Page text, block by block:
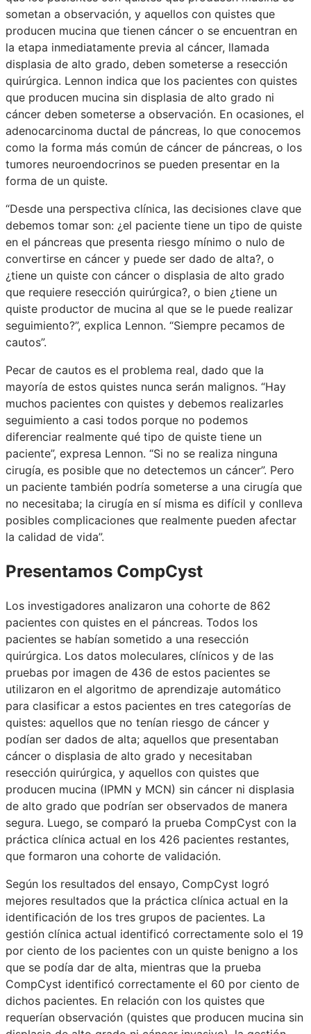
sometan a observación, y aquellos con quistes que
producen mucina que tienen cáncer o se encuentran en
la etapa inmediatamente previa al cáncer, llamada
displasia de alto grado, deben someterse a resección
quirúrgica. Lennon indica que los pacientes con quistes
que producen mucina sin displasia de alto grado ni
cáncer deben someterse a observación. En ocasiones, el
adenocarcinoma ductal de páncreas, lo que conocemos
como la forma más común de cáncer de páncreas, o los
tumores neuroendocrinos se pueden presentar en la
forma de un quiste.
“Desde una perspectiva clínica, las decisiones clave que
debemos tomar son: ¿el paciente tiene un tipo de quiste
en el páncreas que presenta riesgo mínimo o nulo de
convertirse en cáncer y puede ser dado de alta?, o
¿tiene un quiste con cáncer o displasia de alto grado
que requiere resección quirúrgica?, o bien ¿tiene un
quiste productor de mucina al que se le puede realizar
seguimiento?”, explica Lennon. “Siempre pecamos de
cautos”.
Pecar de cautos es el problema real, dado que la
mayoría de estos quistes nunca serán malignos. “Hay
muchos pacientes con quistes y debemos realizarles
seguimiento a casi todos porque no podemos
diferenciar realmente qué tipo de quiste tiene un
paciente”, expresa Lennon. “Si no se realiza ninguna
cirugía, es posible que no detectemos un cáncer”. Pero
un paciente también podría someterse a una cirugía que
no necesitaba; la cirugía en sí misma es difícil y conlleva
posibles complicaciones que realmente pueden afectar
la calidad de vida”.
Presentamos CompCyst
Los investigadores analizaron una cohorte de 862
pacientes con quistes en el páncreas. Todos los
pacientes se habían sometido a una resección
quirúrgica. Los datos moleculares, clínicos y de las
pruebas por imagen de 436 de estos pacientes se
utilizaron en el algoritmo de aprendizaje automático
para clasificar a estos pacientes en tres categorías de
quistes: aquellos que no tenían riesgo de cáncer y
podían ser dados de alta; aquellos que presentaban
cáncer o displasia de alto grado y necesitaban
resección quirúrgica, y aquellos con quistes que
producen mucina (IPMN y MCN) sin cáncer ni displasia
de alto grado que podrían ser observados de manera
segura. Luego, se comparó la prueba CompCyst con la
práctica clínica actual en los 426 pacientes restantes,
que formaron una cohorte de validación.
Según los resultados del ensayo, CompCyst logró
mejores resultados que la práctica clínica actual en la
identificación de los tres grupos de pacientes. La
gestión clínica actual identificó correctamente solo el 19
por ciento de los pacientes con un quiste benigno a los
que se podía dar de alta, mientras que la prueba
CompCyst identificó correctamente el 60 por ciento de
dichos pacientes. En relación con los quistes que
requerían observación (quistes que producen mucina sin